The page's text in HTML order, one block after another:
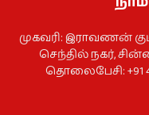
முகவரி: இராவணன்
செந்தில் நகர்,
தொலைபேசி: +91